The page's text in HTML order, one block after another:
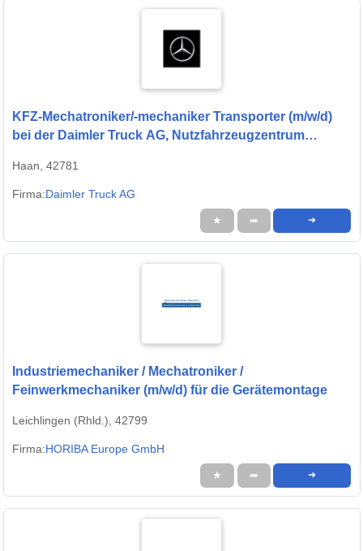
KFZ-Mechatroniker/-mechaniker Transporter (m/w/d)
bei der Daimler Truck AG, Nutzfahrzeugzentrum
Haan, 42781
Firma:Daimler Truck AG
★ ➦ ➜
Industriemechaniker / Mechatroniker /
Feinwerkmechaniker (m/w/d) für die Gerätemontage
Leichlingen (Rhld.), 42799
Firma:HORIBA Europe GmbH
★ ➦ ➜